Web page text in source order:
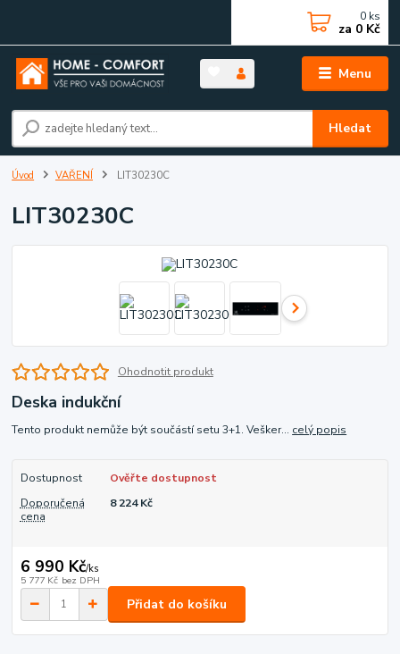
Menu
Hledat
0 ks
za 0 Kč
Úvod VAŘENÍ LIT30230C
LIT30230C
Ohodnotit produkt
Deska indukční
Tento produkt nemůže být součástí setu 3+1. Vešker... celý popis
Dostupnost
Ověřte dostupnost
Doporučená
cena
8 224 Kč
6 990 Kč/ks
5 777 Kč bez DPH
Přidat do košíku